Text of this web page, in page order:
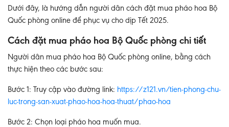
Dưới đây, là hướng dẫn người dân cách đặt mua pháo hoa Bộ
Quốc phòng online để phục vụ cho dịp Tết 2025.
Cách đặt mua pháo hoa Bộ Quốc phòng chi tiết
Người dân mua pháo hoa Bộ Quốc phòng online, bằng cách
thực hiện theo các bước sau:
Bước 1: Truy cập vào đường link: https://z121.vn/tien-phong-chu-
luc-trong-san-xuat-phao-hoa-hoa-thuat/phao-hoa
Bước 2: Chọn loại pháo hoa muốn mua.